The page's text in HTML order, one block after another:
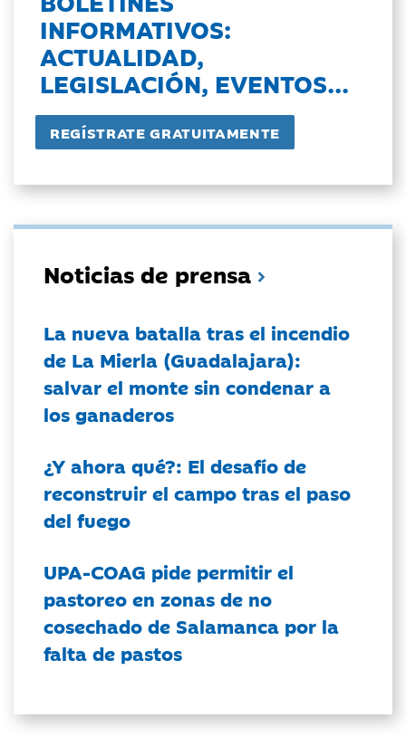
INFORMATIVOS:
ACTUALIDAD,
LEGISLACIÓN, EVENTOS...
Noticias de prensa
La nueva batalla tras el incendio
de La Mierla (Guadalajara):
salvar el monte sin condenar a
los ganaderos
¿Y ahora qué?: El desafío de
reconstruir el campo tras el paso
del fuego
UPA-COAG pide permitir el
pastoreo en zonas de no
cosechado de Salamanca por la
falta de pastos